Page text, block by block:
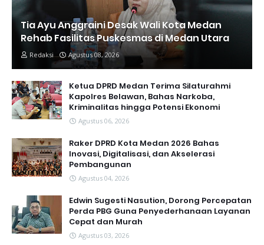
Tia Ayu Anggraini Desak Wali Kota Medan
Rehab Fasilitas Puskesmas di Medan Utara
Redaksi Agustus 08, 2026
Ketua DPRD Medan Terima Silaturahmi
Kapolres Belawan, Bahas Narkoba,
Kriminalitas hingga Potensi Ekonomi
Agustus 06, 2026
Raker DPRD Kota Medan 2026 Bahas
Inovasi, Digitalisasi, dan Akselerasi
Pembangunan
Agustus 04, 2026
Edwin Sugesti Nasution, Dorong Percepatan
Perda PBG Guna Penyederhanaan Layanan
Cepat dan Murah
Agustus 03, 2026